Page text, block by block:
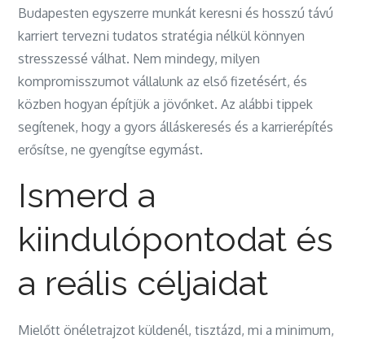
Budapesten egyszerre munkát keresni és hosszú távú
karriert tervezni tudatos stratégia nélkül könnyen
stresszessé válhat. Nem mindegy, milyen
kompromisszumot vállalunk az első fizetésért, és
közben hogyan építjük a jövőnket. Az alábbi tippek
segítenek, hogy a gyors álláskeresés és a karrierépítés
erősítse, ne gyengítse egymást.
Ismerd a
kiindulópontodat és
a reális céljaidat
Mielőtt önéletrajzot küldenél, tisztázd, mi a minimum,